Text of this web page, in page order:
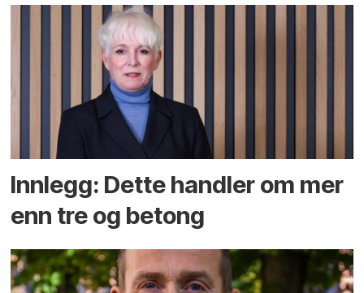
Innlegg: Dette handler om mer
enn tre og betong